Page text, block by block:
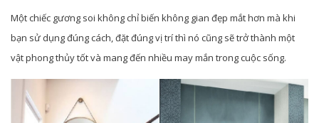
Một chiếc gương soi không chỉ biến không gian đẹp mắt hơn mà khi
bạn sử dụng đúng cách, đặt đúng vị trí thì nó cũng sẽ trở thành một
vật phong thủy tốt và mang đến nhiều may mắn trong cuộc sống.